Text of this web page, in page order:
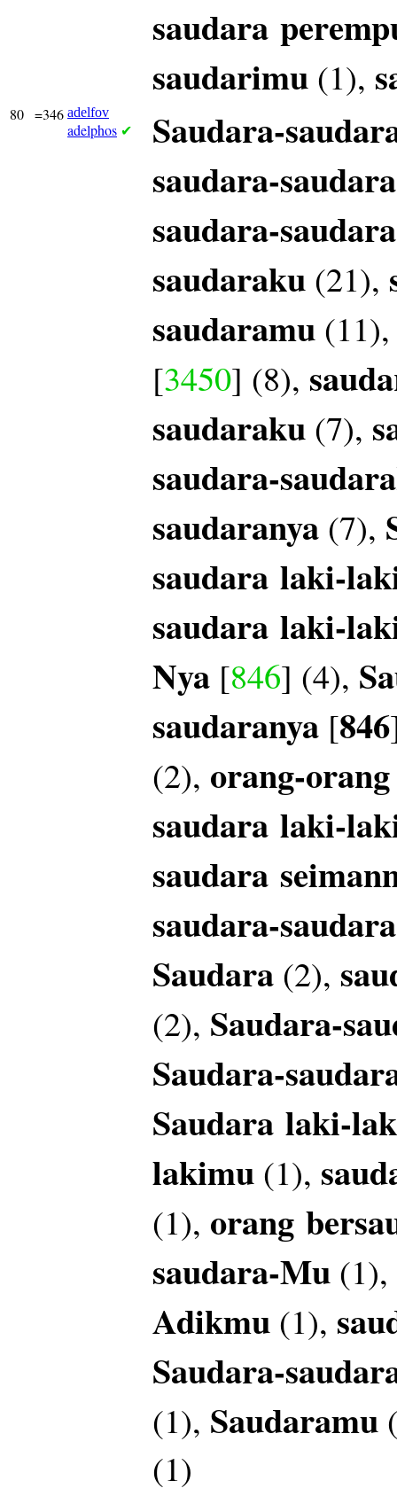
saudara
saudarimu (1),
80 =346 adelfov
adelphos ✔
Saudara-
saudara-saudara
saudara-saudara
saudaraku (21),
saudaramu
[3450] (8),
saudaraku (7),
saudara-
saudaranya (7),
saudara laki-
saudara laki-
Nya [846] (4),
saudaranya [846
(2), orang-orang
saudara laki-
saudara
saudara-
Saudara (2),
(2), Saudara-
Saudara-
Saudara laki-
lakimu (1),
(1), orang
saudara-Mu (1),
Adikmu (1),
Saudara-
(1), Saudaramu
(1)